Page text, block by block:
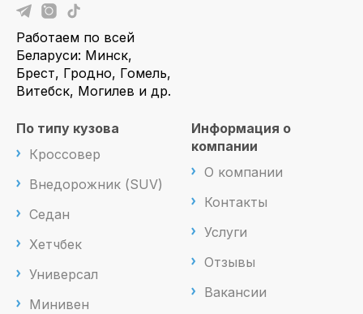
Работаем по всей
Беларуси: Минск,
Брест, Гродно, Гомель,
Витебск, Могилев и др.
По типу кузова
Кроссовер
Внедорожник (SUV)
Седан
Хетчбек
Универсал
Минивен
Информация о
компании
О компании
Контакты
Услуги
Отзывы
Вакансии